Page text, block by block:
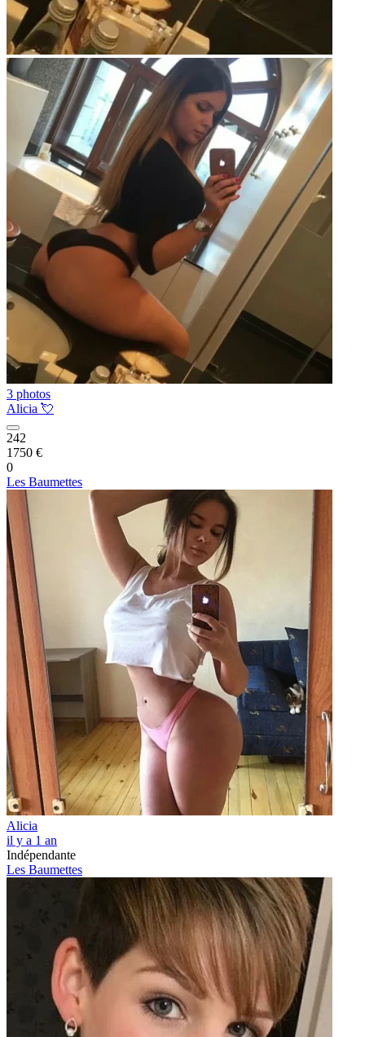
3 photos
Alicia 💘
242
1750 €
0
Les Baumettes
Alicia
il y a 1 an
Indépendante
Les Baumettes